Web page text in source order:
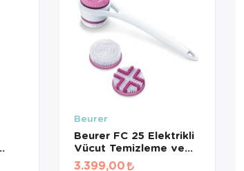
Beurer
Beurer FC 25 Elektrikli
Vücut Temizleme ve
Masaj Fırçası – 2 Fırça
3.399,00